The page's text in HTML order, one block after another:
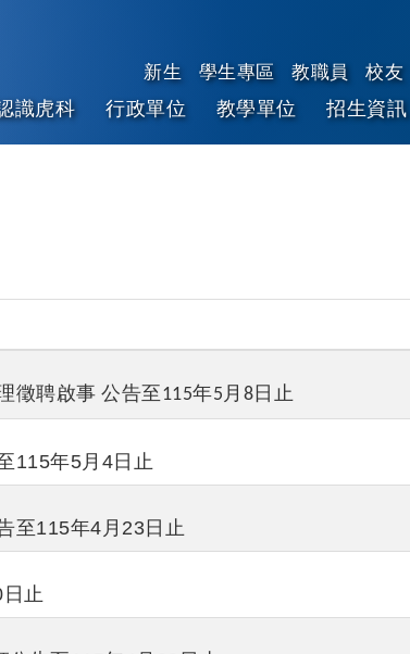
新生 學生專區 教職員 校友
識虎科 行政單位 教學單位 招生資訊
徵聘啟事 公告至115年5月8日止
115年5月4日止
至115年4月23日止
止